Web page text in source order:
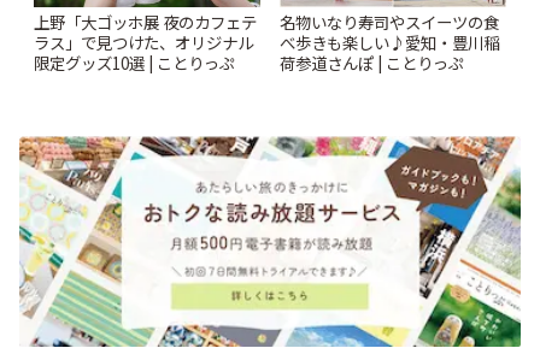
上野「大ゴッホ展 夜のカフェテ
ラス」で見つけた、オリジナル
限定グッズ10選 | ことりっぷ
名物いなり寿司やスイーツの食
べ歩きも楽しい♪愛知・豊川稲
荷参道さんぽ | ことりっぷ